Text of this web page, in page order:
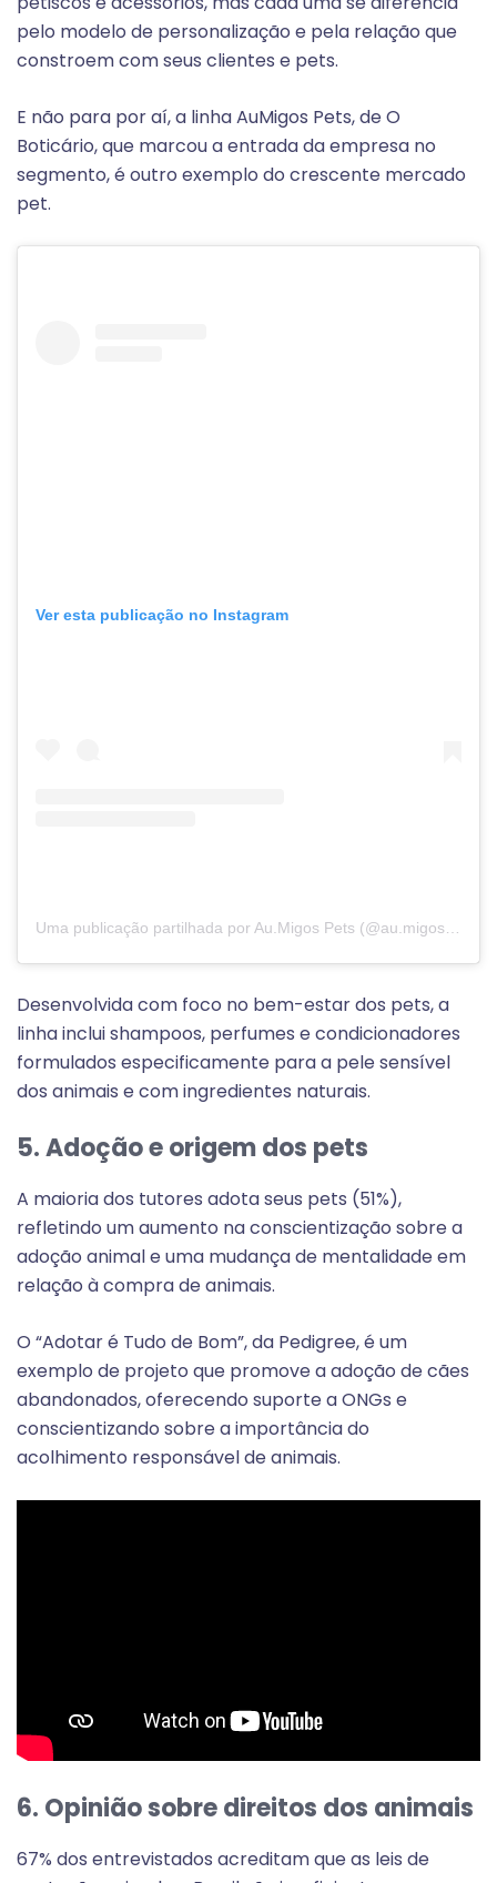
pelo modelo de personalização e pela relação que
constroem com seus clientes e pets.
E não para por aí, a linha AuMigos Pets, de O
Boticário, que marcou a entrada da empresa no
segmento, é outro exemplo do crescente mercado
pet.
Ver esta publicação no Instagram
Desenvolvida com foco no bem-estar dos pets, a
linha inclui shampoos, perfumes e condicionadores
formulados especificamente para a pele sensível
dos animais e com ingredientes naturais.
5. Adoção e origem dos pets
A maioria dos tutores adota seus pets (51%),
refletindo um aumento na conscientização sobre a
adoção animal e uma mudança de mentalidade em
relação à compra de animais.
O “Adotar é Tudo de Bom”, da Pedigree, é um
exemplo de projeto que promove a adoção de cães
abandonados, oferecendo suporte a ONGs e
conscientizando sobre a importância do
acolhimento responsável de animais.
6. Opinião sobre direitos dos animais
67% dos entrevistados acreditam que as leis de